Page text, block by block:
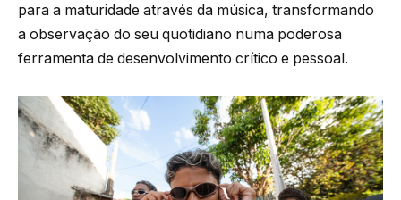
para a maturidade através da música, transformando
a observação do seu quotidiano numa poderosa
ferramenta de desenvolvimento crítico e pessoal.